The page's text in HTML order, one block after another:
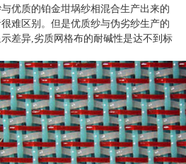
优质的铂金坩埚纱相混合生产出来的
难区别。但是优质纱与伪劣纱生产的
差异,劣质网格布的耐碱性是达不到标